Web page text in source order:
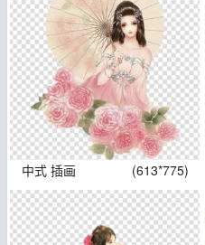
中式 插画 (613*775)